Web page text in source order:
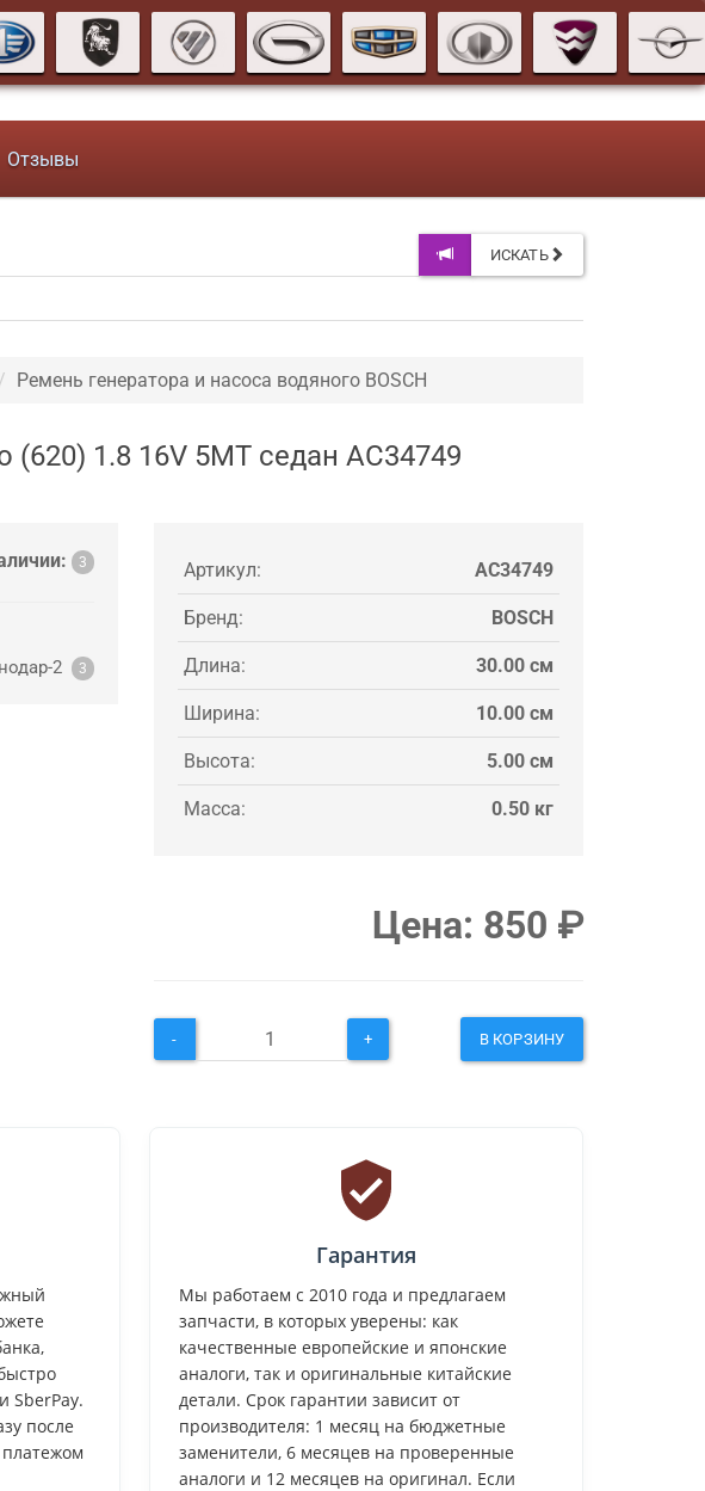
Отзывы
ИСКАТЬ
Ремень генератора и насоса водяного BOSCH
(620) 1.8 16V 5МТ седан AC34749
3
2 3
Артикул: AC34749
Бренд: BOSCH
Длина: 30.00 см
Ширина: 10.00 см
Высота: 5.00 см
Масса: 0.50 кг
Цена: 850 ₽
- + В КОРЗИНУ
SberPay.
после
Гарантия
Мы работаем с 2010 года и предлагаем
запчасти, в которых уверены: как
качественные европейские и японские
аналоги, так и оригинальные китайские
детали. Срок гарантии зависит от
производителя: 1 месяц на бюджетные
заменители, 6 месяцев на проверенные
аналоги и 12 месяцев на оригинал. Если